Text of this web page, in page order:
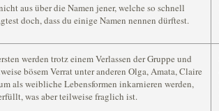
aus über die Namen jener, welche so schnell
doch, dass du einige Namen nennen dürftest.
werden trotz einem Verlassen der Gruppe und
bösem Verrat unter anderen Olga, Amata, Claire
als weibliche Lebensformen inkarnieren werden,
was aber teilweise fraglich ist.